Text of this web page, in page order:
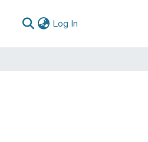
Log In